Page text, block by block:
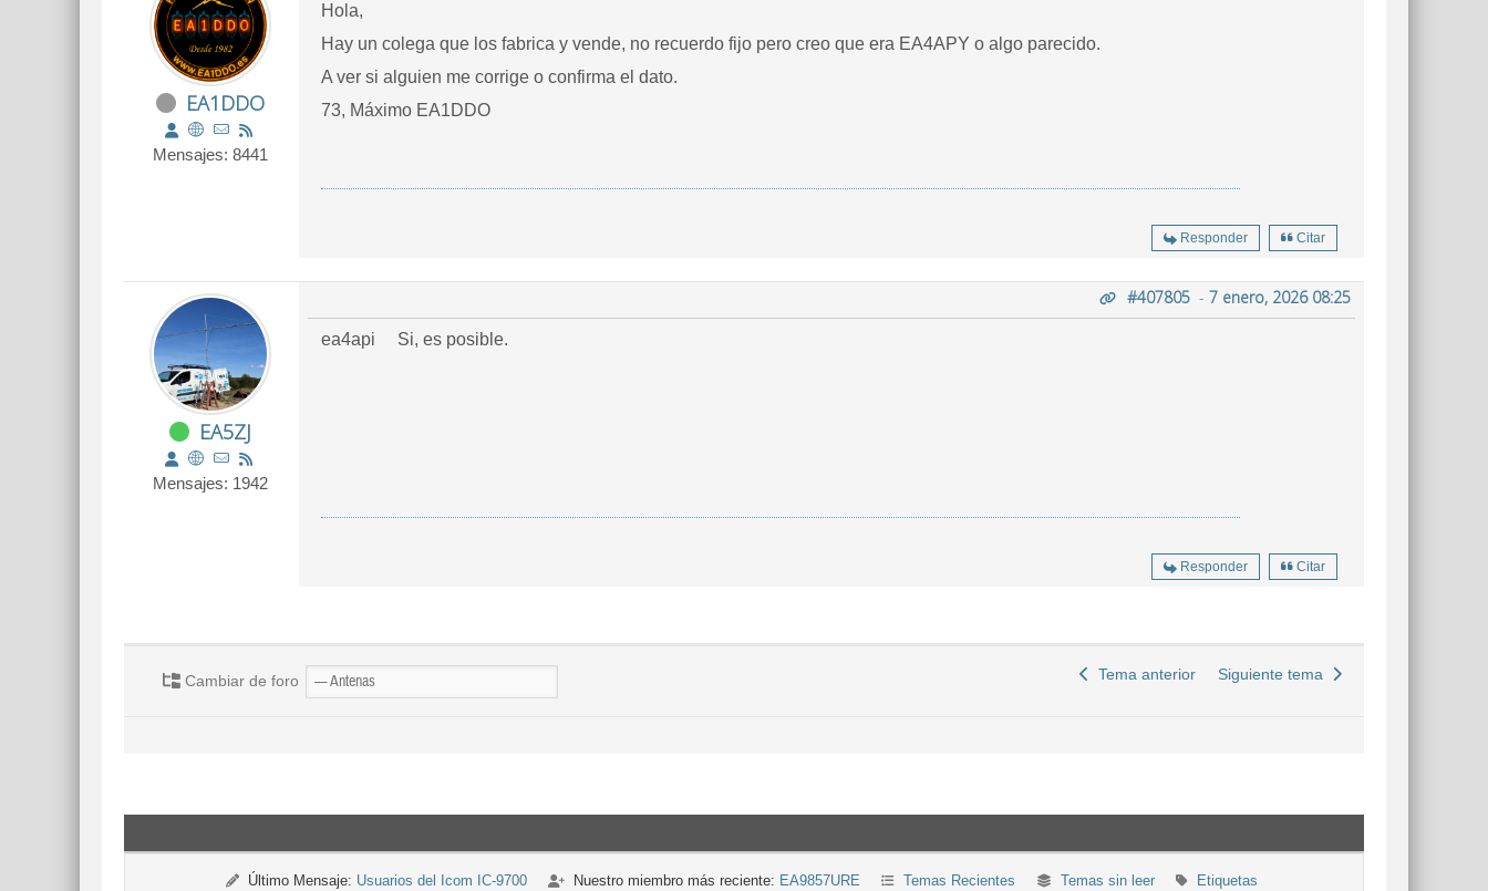
EA1DDO
Mensajes: 8441
Hola,
Hay un colega que los fabrica y vende, no recuerdo fijo pero creo que era EA4APY o algo parecido.
A ver si alguien me corrige o confirma el dato.
73, Máximo EA1DDO
Responder Citar
EA5ZJ
Mensajes: 1942
#407805 - 7 enero, 2026 08:25
ea4api Si, es posible.
Responder Citar
Cambiar de foro Tema anterior Siguiente tema
Último Mensaje: Usuarios del Icom IC-9700 Nuestro miembro más reciente: EA9857URE Temas Recientes Temas sin leer Etiquetas